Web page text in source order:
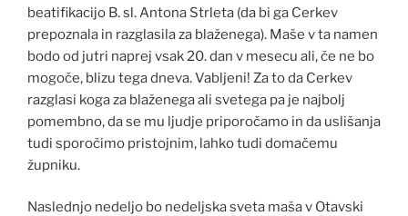
beatifikacijo B. sl. Antona Strleta (da bi ga Cerkev
prepoznala in razglasila za blaženega). Maše v ta namen
bodo od jutri naprej vsak 20. dan v mesecu ali, če ne bo
mogoče, blizu tega dneva. Vabljeni! Za to da Cerkev
razglasi koga za blaženega ali svetega pa je najbolj
pomembno, da se mu ljudje priporočamo in da uslišanja
tudi sporočimo pristojnim, lahko tudi domačemu
župniku.
Naslednjo nedeljo bo nedeljska sveta maša v Otavski